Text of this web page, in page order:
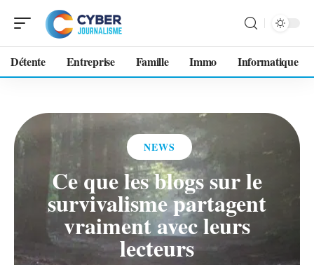
Détente Entreprise Famille Immo Informatique
NEWS
Ce que les blogs sur le
survivalisme partagent
vraiment avec leurs
lecteurs